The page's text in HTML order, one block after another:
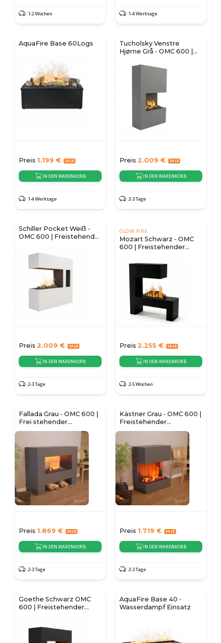
1-2 Wochen 1-4 Werktage
AquaFire Base 60Logs
Preis 1.199 €
IN DEN WARENKORB
1-4 Werktage
Tucholsky Venstre
Hjørne Grå - OMC 600 |
Preis 2.009 €
IN DEN WARENKORB
2-3 Tage
Schiller Pocket Weiß -
OMC 600 | Freistehender
Preis 2.009 €
IN DEN WARENKORB
2-3 Tage
GLOW FIRE
Mozart Schwarz - OMC
600 | Freistehender
Preis 2.255 €
IN DEN WARENKORB
2-5 Wochen
Fallada Grau - OMC 600 |
Frei stehender
Wasserdampfkamin
Preis 1.869 €
IN DEN WARENKORB
2-3 Tage
Kästner Grau - OMC 600 |
Freistehender
Wasserdampf Kamin
Preis 1.719 €
IN DEN WARENKORB
2-3 Tage
Goethe Schwarz OMC
600 | Freistehender
AquaFire Base 40 -
Wasserdampf Einsatz